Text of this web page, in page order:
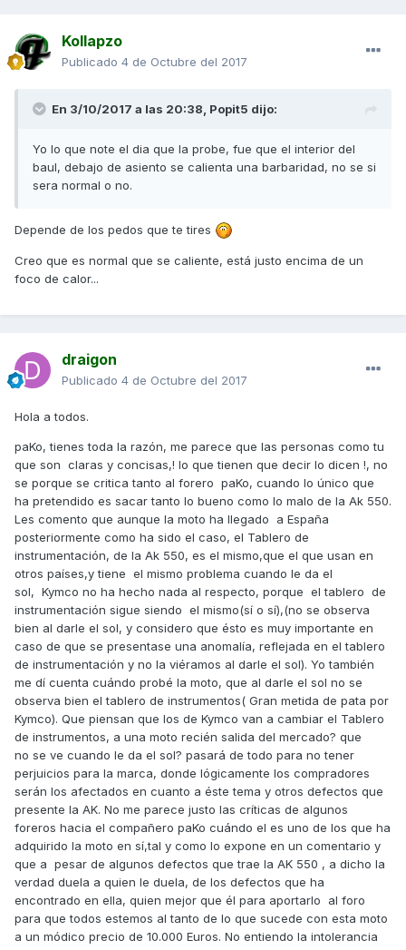
Kollapzo
Publicado 4 de Octubre del 2017
En 3/10/2017 a las 20:38, Popit5 dijo:
Yo lo que note el dia que la probe, fue que el interior del
baul, debajo de asiento se calienta una barbaridad, no se si
sera normal o no.
Depende de los pedos que te tires
Creo que es normal que se caliente, está justo encima de un
foco de calor...
draigon
Publicado 4 de Octubre del 2017
Hola a todos.
paKo, tienes toda la razón, me parece que las personas como tu
que son claras y concisas,! lo que tienen que decir lo dicen !, no
se porque se critica tanto al forero paKo, cuando lo único que
ha pretendido es sacar tanto lo bueno como lo malo de la Ak 550.
Les comento que aunque la moto ha llegado a España
posteriormente como ha sido el caso, el Tablero de
instrumentación, de la Ak 550, es el mismo,que el que usan en
otros países,y tiene el mismo problema cuando le da el
sol, Kymco no ha hecho nada al respecto, porque el tablero de
instrumentación sigue siendo el mismo(sí o sí),(no se observa
bien al darle el sol, y considero que ésto es muy importante en
caso de que se presentase una anomalía, reflejada en el tablero
de instrumentación y no la viéramos al darle el sol). Yo también
me dí cuenta cuándo probé la moto, que al darle el sol no se
observa bien el tablero de instrumentos( Gran metida de pata por
Kymco). Que piensan que los de Kymco van a cambiar el Tablero
de instrumentos, a una moto recién salida del mercado? que
no se ve cuando le da el sol? pasará de todo para no tener
perjuicios para la marca, donde lógicamente los compradores
serán los afectados en cuanto a éste tema y otros defectos que
presente la AK. No me parece justo las críticas de algunos
foreros hacia el compañero paKo cuándo el es uno de los que ha
adquirido la moto en sí,tal y como lo expone en un comentario y
que a pesar de algunos defectos que trae la AK 550 , a dicho la
verdad duela a quien le duela, de los defectos que ha
encontrado en ella, quien mejor que él para aportarlo al foro
para que todos estemos al tanto de lo que sucede con esta moto
a un módico precio de 10.000 Euros. No entiendo la intolerancia